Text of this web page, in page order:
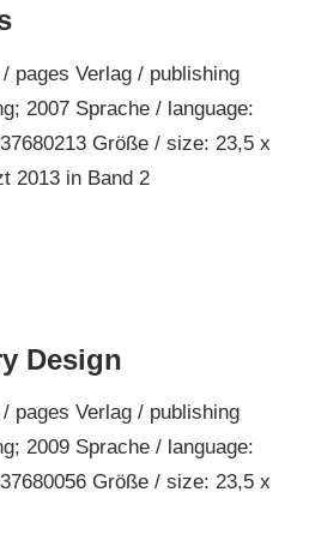
pages Verlag / publishing
2007 Sprache / language:
Größe / size: 23,5 x
2013 in Band 2
Design
pages Verlag / publishing
2009 Sprache / language:
Größe / size: 23,5 x